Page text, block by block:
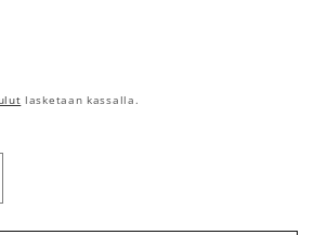
lasketaan kassalla.
Virtsamaljan suukappale Tiny
tuotteen Virtsamaljan